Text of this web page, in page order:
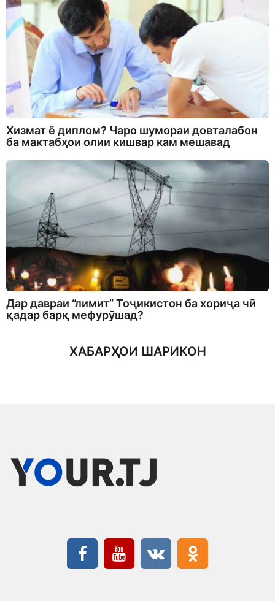
Хизмат ё диплом? Чаро шумораи довталабон
ба мактабҳои олии кишвар кам мешавад
Дар давраи “лимит” Тоҷикистон ба хориҷа чӣ
қадар барқ мефурӯшад?
ХАБАРҲОИ ШАРИКОН